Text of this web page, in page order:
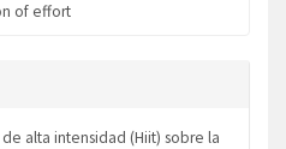
of effort
alta intensidad (Hiit) sobre la